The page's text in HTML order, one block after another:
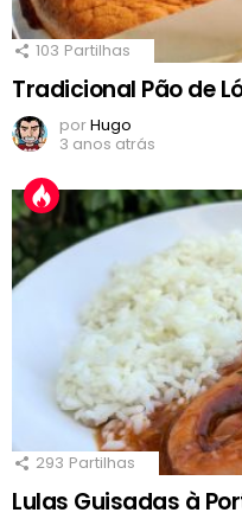
103 Partilhas
Tradicional Pão de
porHugo
3 anos atrás
293 Partilhas
Lulas Guisadas à